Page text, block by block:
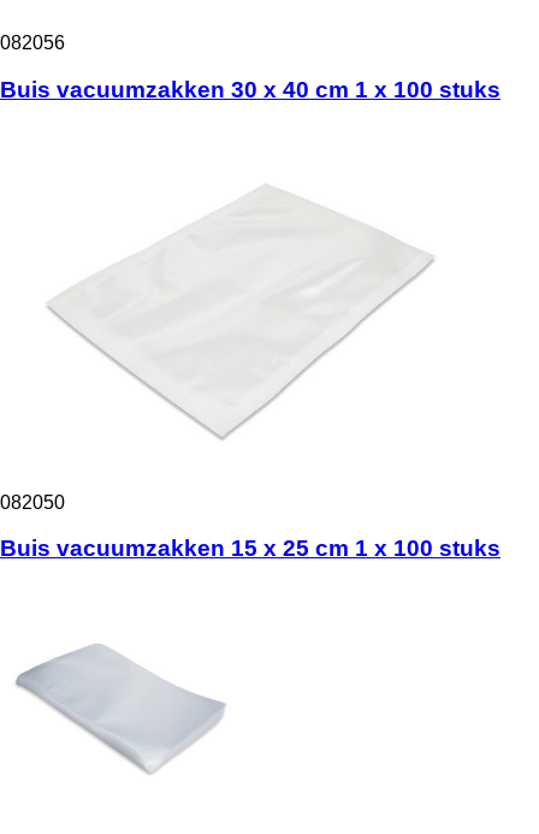
082056
Buis vacuumzakken 30 x 40 cm 1 x 100 stuks
082050
Buis vacuumzakken 15 x 25 cm 1 x 100 stuks